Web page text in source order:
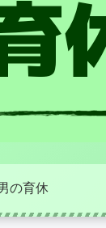
の育休